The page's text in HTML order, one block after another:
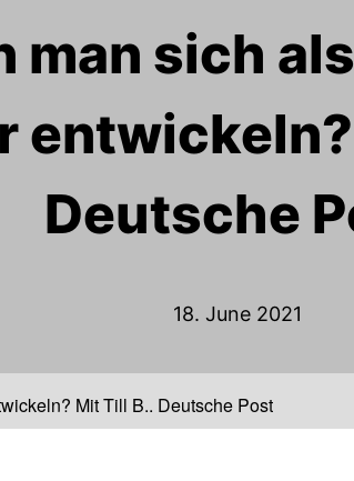
man sich
Deutsche
18. June 2021
Mit Till B., Deutsche Post